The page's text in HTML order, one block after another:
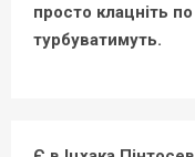
просто клацніть
турбуватимуть.